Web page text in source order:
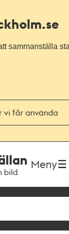
sammanställa
vi får använda
bild
Meny